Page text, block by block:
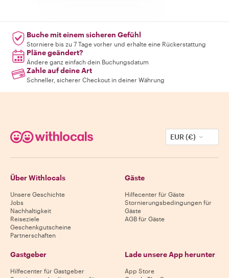
Buche mit einem sicheren Gefühl
Storniere bis zu 7 Tage vorher und erhalte eine Rückerstattung
Pläne geändert?
Ändere ganz einfach dein Buchungsdatum
Zahle auf deine Art
Schneller, sicherer Checkout in deiner Währung
EUR (€)
Über Withlocals
Unsere Geschichte
Jobs
Nachhaltigkeit
Reiseziele
Geschenkgutscheine
Partnerschaften
Gäste
Hilfecenter für Gäste
Stornierungsbedingungen für
Gäste
AGB für Gäste
Gastgeber
Hilfecenter für Gastgeber
Lade unsere App herunter
App Store